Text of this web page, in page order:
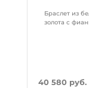
Браслет из
золота с
40 580 руб.